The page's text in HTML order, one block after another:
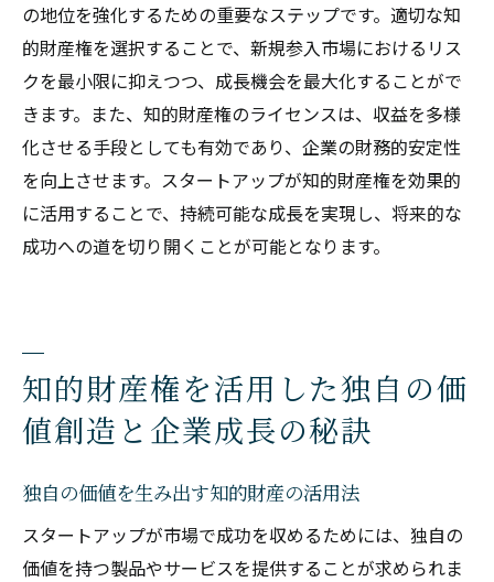
の地位を強化するための重要なステップです。適切な知
的財産権を選択することで、新規参入市場におけるリス
クを最小限に抑えつつ、成長機会を最大化することがで
きます。また、知的財産権のライセンスは、収益を多様
化させる手段としても有効であり、企業の財務的安定性
を向上させます。スタートアップが知的財産権を効果的
に活用することで、持続可能な成長を実現し、将来的な
成功への道を切り開くことが可能となります。
知的財産権を活用した独自の価
値創造と企業成長の秘訣
独自の価値を生み出す知的財産の活用法
スタートアップが市場で成功を収めるためには、独自の
価値を持つ製品やサービスを提供することが求められま